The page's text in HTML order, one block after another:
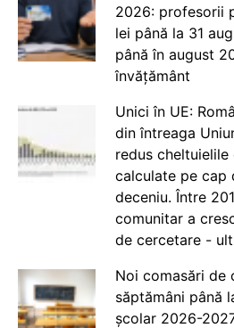
2026: profesorii
lei până la 31
până în august
învățământ
Unici în UE:
din întreaga
redus
calculate pe cap
deceniu. Între
comunitar a
de cercetare -
Noi comasări de
săptămâni până
școlar 2026-